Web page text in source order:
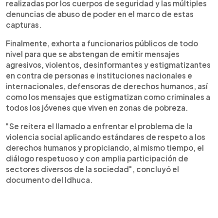
realizadas por los cuerpos de seguridad y las múltiples
denuncias de abuso de poder en el marco de estas
capturas.
Finalmente, exhorta a funcionarios públicos de todo
nivel para que se abstengan de emitir mensajes
agresivos, violentos, desinformantes y estigmatizantes
en contra de personas e instituciones nacionales e
internacionales, defensoras de derechos humanos, así
como los mensajes que estigmatizan como criminales a
todos los jóvenes que viven en zonas de pobreza.
"Se reitera el llamado a enfrentar el problema de la
violencia social aplicando estándares de respeto a los
derechos humanos y propiciando, al mismo tiempo, el
diálogo respetuoso y con amplia participación de
sectores diversos de la sociedad", concluyó el
documento del Idhuca.